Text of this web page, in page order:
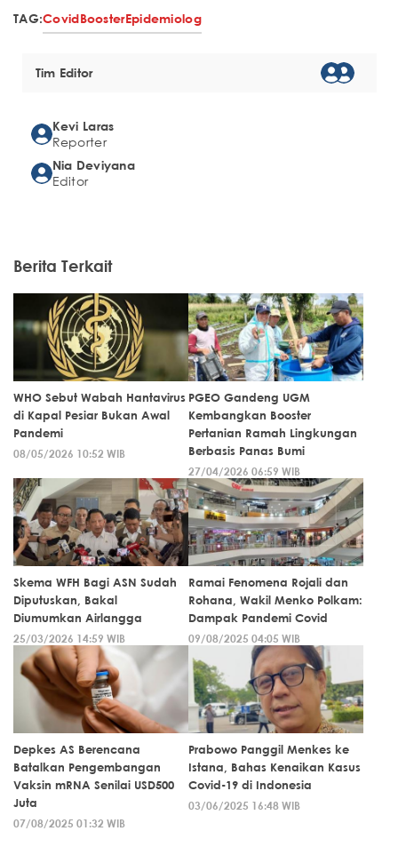
TAG:CovidBoosterEpidemiolog
Tim Editor
Kevi Laras
Reporter
Nia Deviyana
Editor
Berita Terkait
WHO Sebut Wabah Hantavirus
di Kapal Pesiar Bukan Awal
Pandemi
08/05/2026 10:52 WIB
PGEO Gandeng UGM
Kembangkan Booster
Pertanian Ramah Lingkungan
Berbasis Panas Bumi
27/04/2026 06:59 WIB
Skema WFH Bagi ASN Sudah
Diputuskan, Bakal
Diumumkan Airlangga
25/03/2026 14:59 WIB
Ramai Fenomena Rojali dan
Rohana, Wakil Menko Polkam:
Dampak Pandemi Covid
09/08/2025 04:05 WIB
Depkes AS Berencana
Batalkan Pengembangan
Vaksin mRNA Senilai USD500
Juta
07/08/2025 01:32 WIB
Prabowo Panggil Menkes ke
Istana, Bahas Kenaikan Kasus
Covid-19 di Indonesia
03/06/2025 16:48 WIB